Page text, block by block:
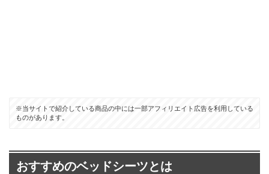
※当サイトで紹介している商品の中には一部アフィリエイト広告を利用している
ものがあります。
おすすめのベッドシーツとは